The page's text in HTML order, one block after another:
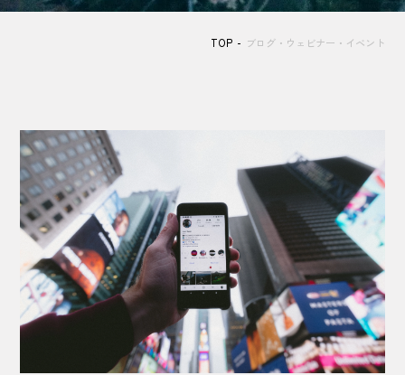
TOP ブログ・ウェビナー・イベント